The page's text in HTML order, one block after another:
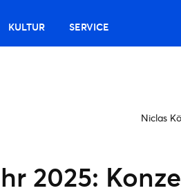
KULTUR SERVICE
Niclas
2025: